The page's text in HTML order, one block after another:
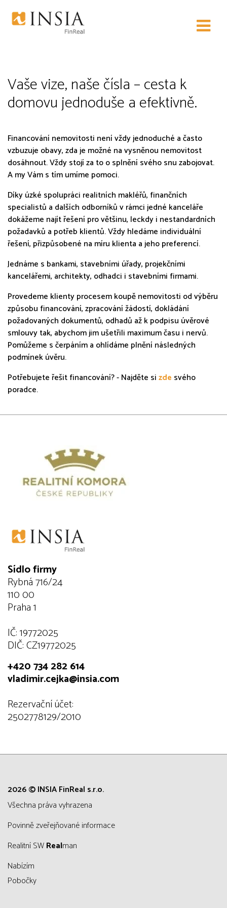
Vaše vize, naše čísla – cesta k
domovu jednoduše a efektivně.
Financování nemovitosti není vždy jednoduché a často
vzbuzuje obavy, zda je možné na vysněnou nemovitost
dosáhnout. Vždy stojí za to o splnění svého snu zabojovat.
A my Vám s tím umíme pomoci.
Díky úzké spolupráci realitních makléřů, finančních
specialistů a dalších odborníků v rámci jedné kanceláře
dokážeme najít řešení pro většinu, leckdy i nestandardních
požadavků a potřeb klientů. Vždy hledáme individuální
řešení, přizpůsobené na míru klienta a jeho preferencí.
Jednáme s bankami, stavebními úřady, projekčními
kancelářemi, architekty, odhadci i stavebními firmami.
Provedeme klienty procesem koupě nemovitosti od výběru
způsobu financování, zpracování žádostí, dokládání
požadovaných dokumentů, odhadů až k podpisu úvěrové
smlouvy tak, abychom jim ušetřili maximum času i nervů.
Pomůžeme s čerpáním a ohlídáme plnění následných
podmínek úvěru.
Potřebujete řešit financování? - Najděte sizde svého
poradce.
Sídlo firmy
Rybná 716/24
110 00
Praha 1
IČ: 19772025
DIČ: CZ19772025
+420 734 282 614
vladimir.cejka@insia.com
Rezervační účet:
2502778129/2010
2026 © INSIA FinReal s.r.o.
všechna práva vyhrazena
Povinně zveřejňované informace
Realitní SWRealman
Nabízím
Pobočky